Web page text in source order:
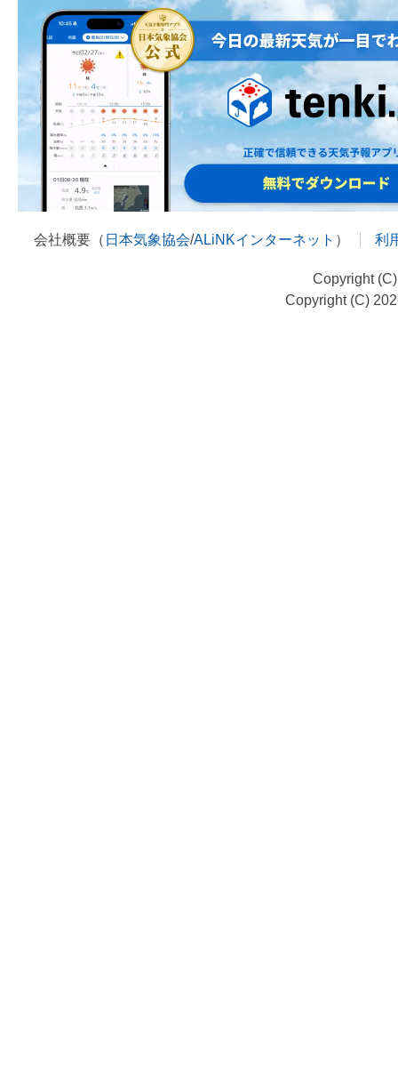
会社概要（ 日本気象協会/ALiNKインターネット ） 利
Copyright
Copyright (C)